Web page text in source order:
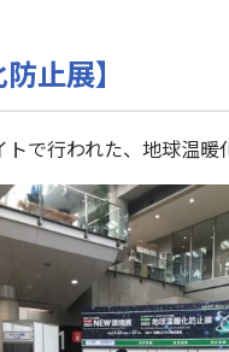
止展】
で行われた、地球温暖